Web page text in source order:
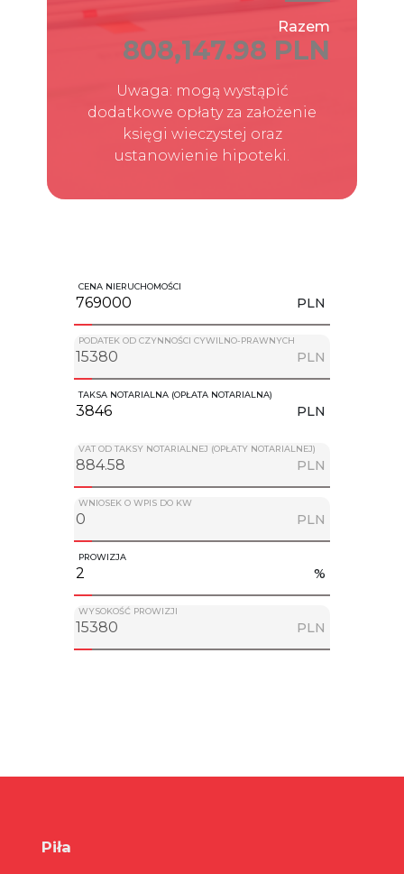
Razem
808,147.98 PLN
Uwaga: mogą wystąpić
dodatkowe opłaty za założenie
księgi wieczystej oraz
ustanowienie hipoteki.
CENA NIERUCHOMOŚCI
PLN
PODATEK OD CZYNNOŚCI CYWILNO-PRAWNYCH
PLN
TAKSA NOTARIALNA (OPŁATA NOTARIALNA)
PLN
VAT OD TAKSY NOTARIALNEJ (OPŁATY NOTARIALNEJ)
PLN
WNIOSEK O WPIS DO KW
PLN
PROWIZJA
%
WYSOKOŚĆ PROWIZJI
PLN
Piła